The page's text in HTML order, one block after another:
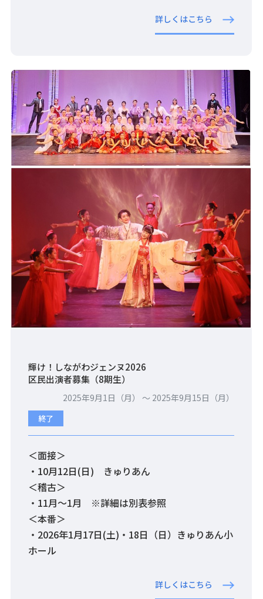
詳しくはこちら
輝け！しながわジェンヌ2026
区民出演者募集（8期生）
2025年9月1日（月） 〜 2025年9月15日（月）
終了
＜面接＞
・10月12日(日) きゅりあん
＜稽古＞
・11月～1月 ※詳細は別表参照
＜本番＞
・2026年1月17日(土)・18日（日）きゅりあん小
ホール
詳しくはこちら